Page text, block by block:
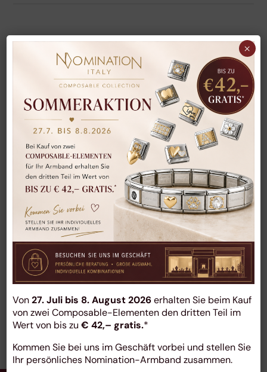
Related сases
Tommy Hilfiger
Watch
Von27. Juli bis 8. August 2026erhalten Sie beim Kauf
von zwei Composable-Elementen den dritten Teil im
Wert von bis zu€ 42,– gratis.*
Kommen Sie bei uns im Geschäft vorbei und stellen Sie
Ihr persönliches Nomination-Armband zusammen.
×